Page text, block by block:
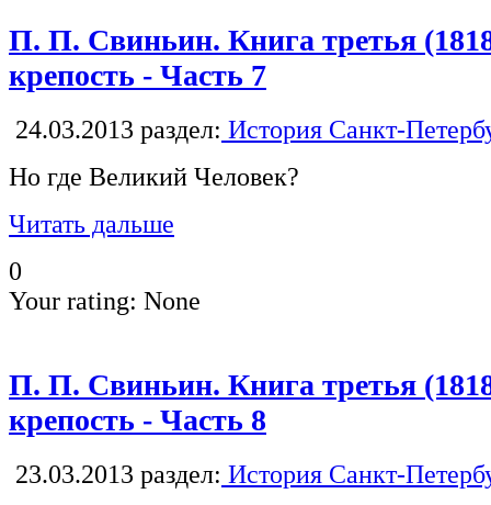
П. П. Свиньин. Книга третья
крепость - Часть 7
24.03.2013 раздел: История Санкт-
Но где Великий Человек?
Читать дальше
0
Your rating: None
П. П. Свиньин. Книга третья
крепость - Часть 8
23.03.2013 раздел: История Санкт-